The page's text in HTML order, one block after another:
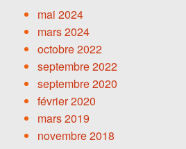
mai 2024
mars 2024
octobre 2022
septembre 2022
septembre 2020
février 2020
mars 2019
novembre 2018